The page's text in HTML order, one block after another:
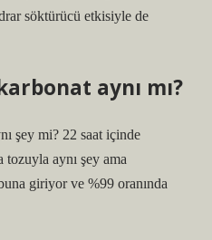
söktürücü etkisiyle de
aynı mı?
şey mi? 22 saat içinde
tozuyla aynı şey ama
giriyor ve %99 oranında